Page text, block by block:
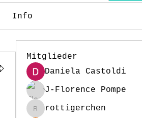
Info
Mitglieder
Daniela Castoldi
J-Florence Pompe
rottigerchen
rottigerchen